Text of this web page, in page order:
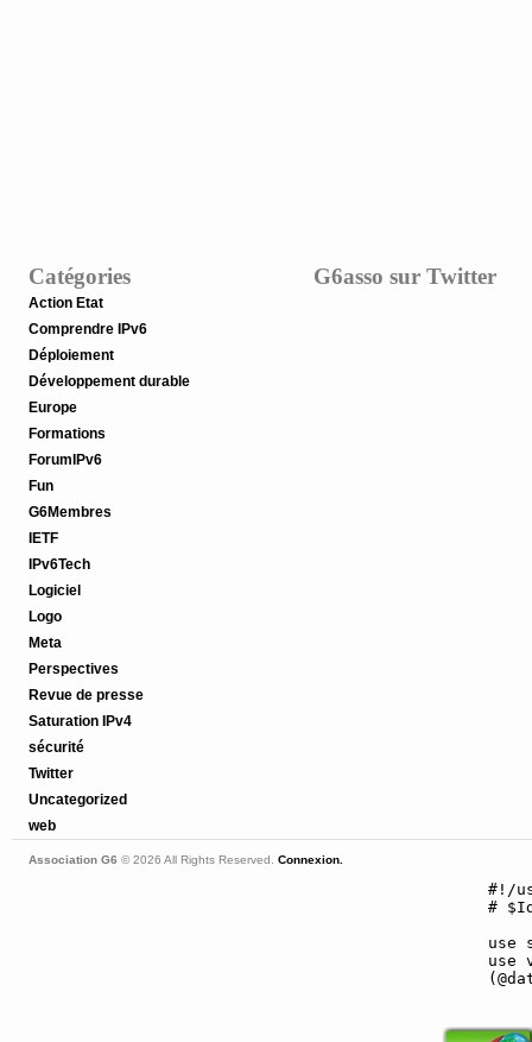
Catégories
Action Etat
Comprendre IPv6
Déploiement
Développement durable
Europe
Formations
ForumIPv6
Fun
G6Membres
IETF
IPv6Tech
Logiciel
Logo
Meta
Perspectives
Revue de presse
Saturation IPv4
sécurité
Twitter
Uncategorized
web
G6asso sur Twitter
Association G6 © 2026 All Rights Reserved. Connexion.